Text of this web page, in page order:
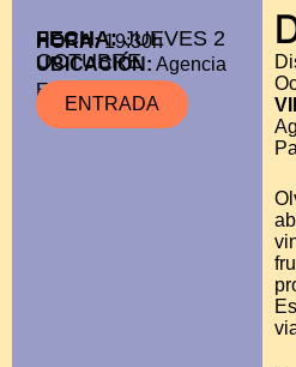
FECHA:JUEVES 2
OCTUBRE
HORA:19:30h
UBICACIÓN: Agencia
Eme Project
ENTRADA